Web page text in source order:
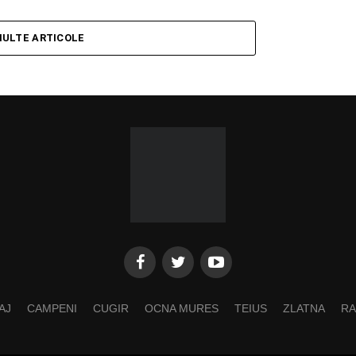
ARTICOLE
CAMPENI CUGIR OCNA MURES TEIUS ZLATNA